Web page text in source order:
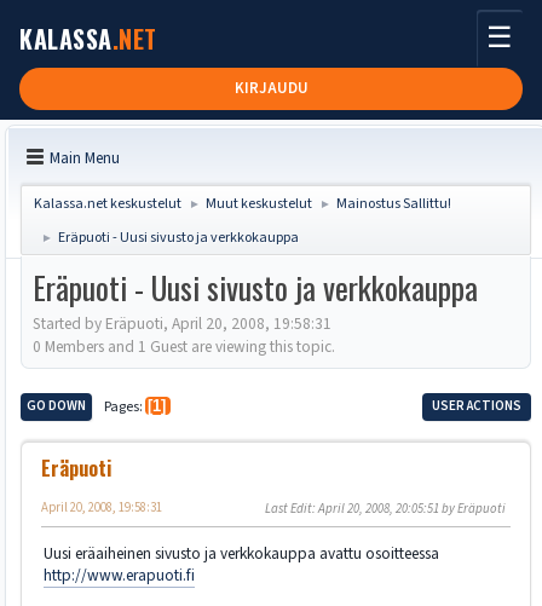
KALASSA.NET
KIRJAUDU
☰
Main Menu
Kalassa.net keskustelut ► Muut keskustelut ► Mainostus Sallittu!
► Eräpuoti - Uusi sivusto ja verkkokauppa
Eräpuoti - Uusi sivusto ja verkkokauppa
Started by Eräpuoti, April 20, 2008, 19:58:31
0 Members and 1 Guest are viewing this topic.
GO DOWN Pages 1 USER ACTIONS
Eräpuoti
April 20, 2008, 19:58:31 Last Edit: April 20, 2008, 20:05:51 by Eräpuoti
Uusi eräaiheinen sivusto ja verkkokauppa avattu osoitteessa
http://www.erapuoti.fi